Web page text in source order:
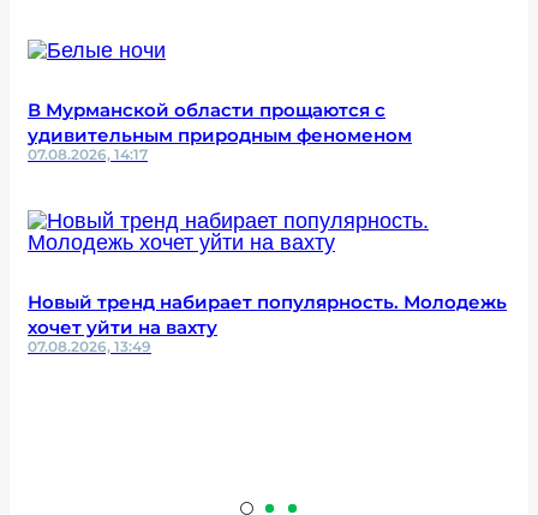
В Мурманской области прощаются с
удивительным природным феноменом
07.08.2026, 14:17
Новый тренд набирает популярность. Молодежь
хочет уйти на вахту
07.08.2026, 13:49